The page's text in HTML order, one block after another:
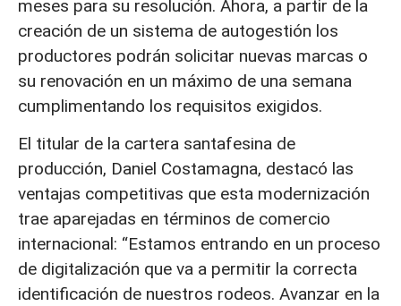
meses para su resolución. Ahora, a partir de la
creación de un sistema de autogestión los
productores podrán solicitar nuevas marcas o
su renovación en un máximo de una semana
cumplimentando los requisitos exigidos.
El titular de la cartera santafesina de
producción, Daniel Costamagna, destacó las
ventajas competitivas que esta modernización
trae aparejadas en términos de comercio
internacional: “Estamos entrando en un proceso
de digitalización que va a permitir la correcta
identificación de nuestros rodeos. Avanzar en la